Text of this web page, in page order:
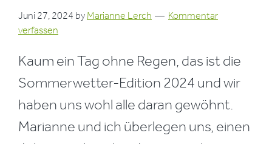
Juni 27, 2024 by Marianne Lerch
Kommentar
verfassen
Kaum ein Tag ohne Regen, das ist die
Sommerwetter-Edition 2024 und wir
haben uns wohl alle daran gewöhnt.
Marianne und ich überlegen uns, einen